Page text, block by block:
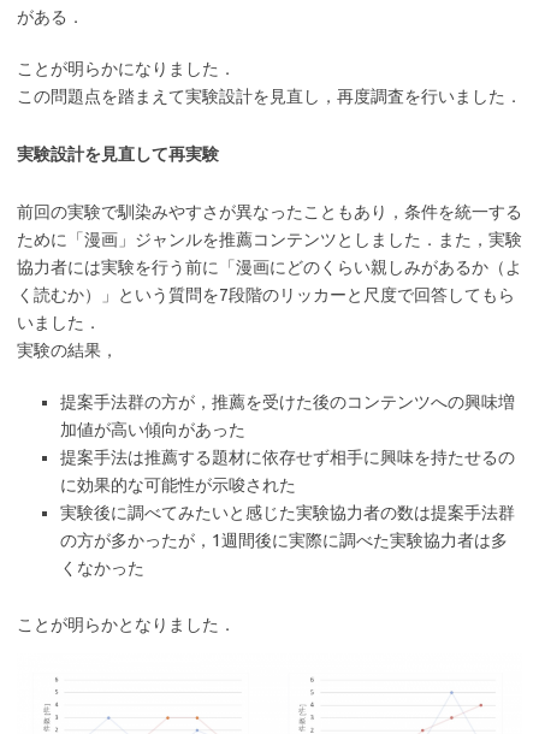
がある．
ことが明らかになりました．
この問題点を踏まえて実験設計を見直し，再度調査を行いました．
実験設計を見直して再実験
前回の実験で馴染みやすさが異なったこともあり，条件を統一する
ために「漫画」ジャンルを推薦コンテンツとしました．また，実験
協力者には実験を行う前に「漫画にどのくらい親しみがあるか（よ
く読むか）」という質問を7段階のリッカーと尺度で回答してもら
いました．
実験の結果，
提案手法群の方が，推薦を受けた後のコンテンツへの興味増
加値が高い傾向があった
提案手法は推薦する題材に依存せず相手に興味を持たせるの
に効果的な可能性が示唆された
実験後に調べてみたいと感じた実験協力者の数は提案手法群
の方が多かったが，1週間後に実際に調べた実験協力者は多
くなかった
ことが明らかとなりました．